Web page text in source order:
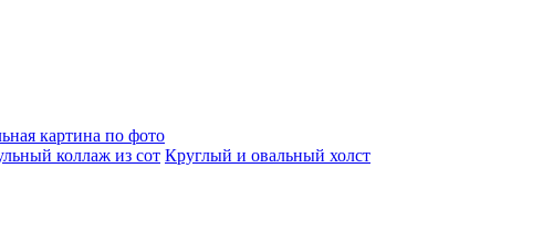
картина по фото
коллаж из сот Круглый и овальный холст